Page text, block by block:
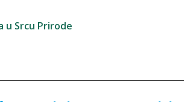
u Srcu Prirode